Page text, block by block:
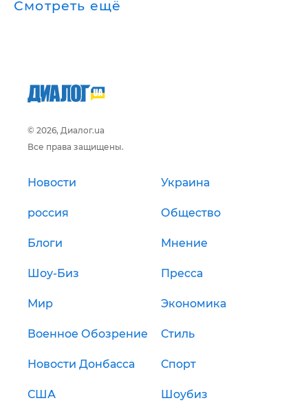
Смотреть ещё
© 2026, Диалог.ua
Все права защищены.
Новости Украина
россия Общество
Блоги Мнение
Шоу-Биз Пресса
Мир Экономика
Военное Обозрение Стиль
Новости Донбасса Спорт
США Шоубиз